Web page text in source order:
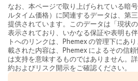
なお、本ページで取り上げられている暗
ルタイム価格）に関連するデータは、第
提供されています。このデータは「現状
表示されており、いかなる保証や表明も
トへのリンクは、Phemex の管理下にあ
載された内容は、Phemex によるその信
は支持を意味するものではありません。
約およびリスク開示をご確認ください。